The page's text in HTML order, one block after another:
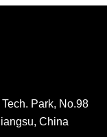
Park, No.98
China